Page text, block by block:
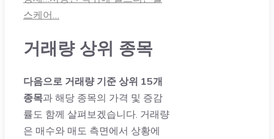
스케어…
거래량 상위 종목
다음으로 거래량 기준 상위 15개
종목과 해당 종목의 가격 및 증감
률도 함께 살펴보겠습니다. 거래량
은 매수와 매도 측면에서 상황에